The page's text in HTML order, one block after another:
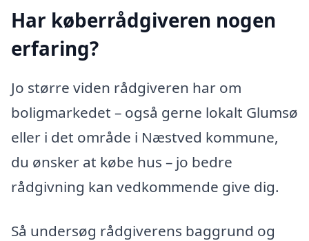
Har køberrådgiveren nogen
erfaring?
Jo større viden rådgiveren har om
boligmarkedet – også gerne lokalt Glumsø
eller i det område i Næstved kommune,
du ønsker at købe hus – jo bedre
rådgivning kan vedkommende give dig.
Så undersøg rådgiverens baggrund og